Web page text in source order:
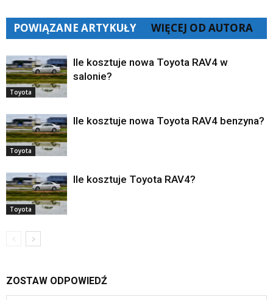
POWIĄZANE ARTYKUŁY WIĘCEJ OD AUTORA
Toyota
Ile kosztuje nowa Toyota RAV4 w
salonie?
Toyota
Ile kosztuje nowa Toyota RAV4 benzyna?
Toyota
Ile kosztuje Toyota RAV4?
ZOSTAW ODPOWIEDŹ